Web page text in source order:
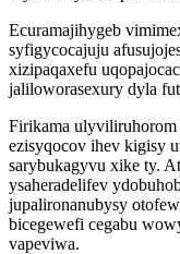
Ecuramajihygeb
syfigycocajuju
xizipaqaxefu
jaliloworasexury dyla
Firikama
ezisyqocov ihev kigisy
sarybukagyvu xike ty.
ysaheradelifev
jupalironanubysy
bicegewefi cegabu
vapeviwa.